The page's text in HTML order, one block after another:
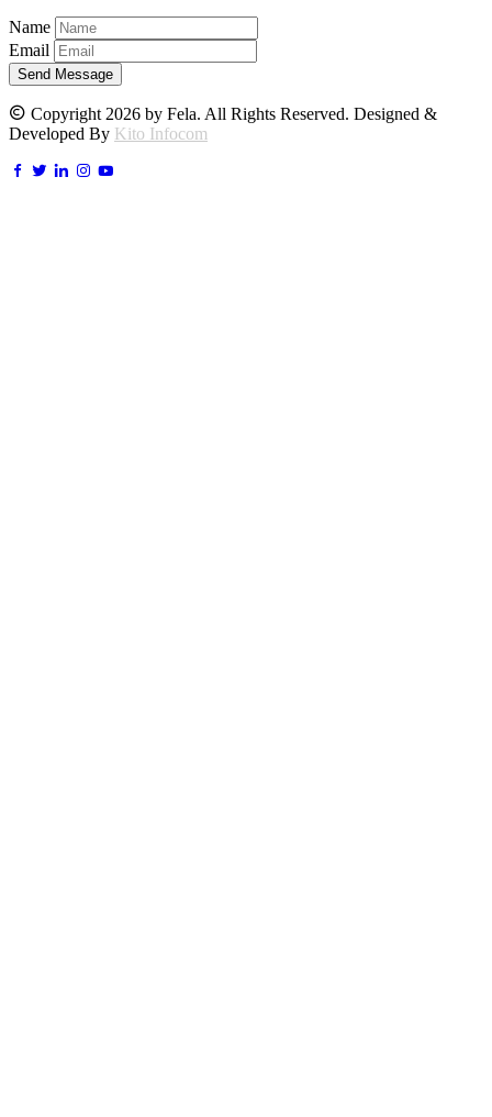
Name
Email
Send Message
Copyright 2026 by Fela. All Rights Reserved. Designed &
Developed By Kito Infocom